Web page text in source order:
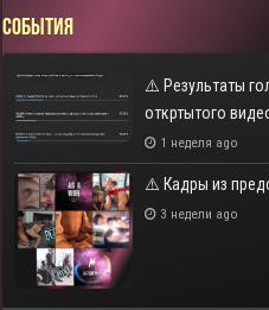
СОБЫТИЯ
⚠️ Результаты
откртытого
1 неделя ago
⚠️ Кадры из
3 недели ago